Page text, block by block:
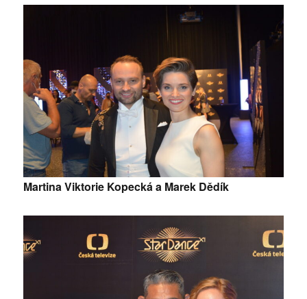
Martina Viktorie Kopecká a Marek Dědík